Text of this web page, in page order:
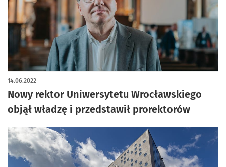
Nowy rektor Uniwersytetu Wrocławskiego
objął władzę i przedstawił prorektorów
14.06.2022